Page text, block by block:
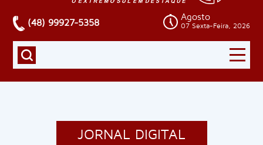
(48) 99927-5358
Agosto
07 Sexta-Feira, 2026
JORNAL DIGITAL